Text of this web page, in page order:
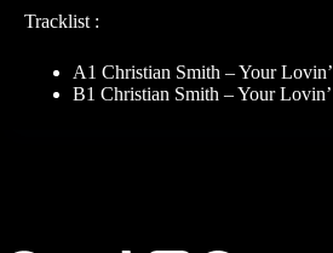
Tracklist :
A1 Christian Smith – Your Lovin’
B1 Christian Smith – Your Lovin’